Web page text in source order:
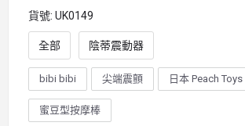
貨號: UK0149
全部 陰蒂震動器
bibi bibi 尖端震顫 日本 Peach Toys
蜜豆型按摩棒